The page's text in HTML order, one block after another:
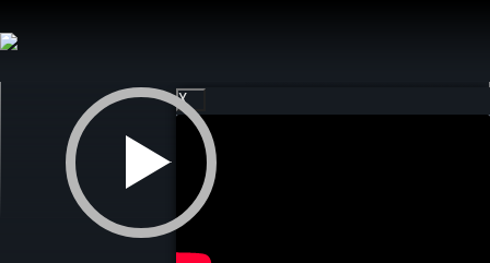
au
X